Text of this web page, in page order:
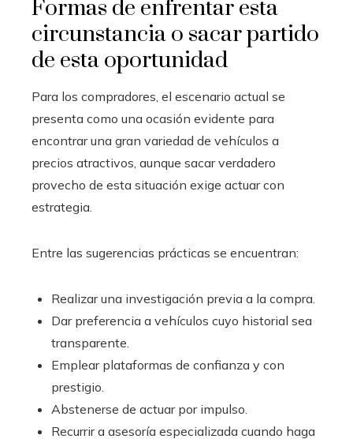
Formas de enfrentar esta
circunstancia o sacar partido
de esta oportunidad
Para los compradores, el escenario actual se
presenta como una ocasión evidente para
encontrar una gran variedad de vehículos a
precios atractivos, aunque sacar verdadero
provecho de esta situación exige actuar con
estrategia.
Entre las sugerencias prácticas se encuentran:
Realizar una investigación previa a la compra.
Dar preferencia a vehículos cuyo historial sea
transparente.
Emplear plataformas de confianza y con
prestigio.
Abstenerse de actuar por impulso.
Recurrir a asesoría especializada cuando haga